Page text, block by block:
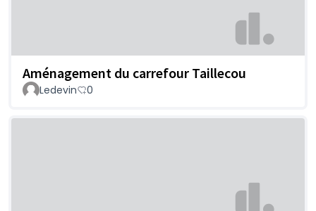
Aménagement du carrefour Taillecou
Ledevin 0